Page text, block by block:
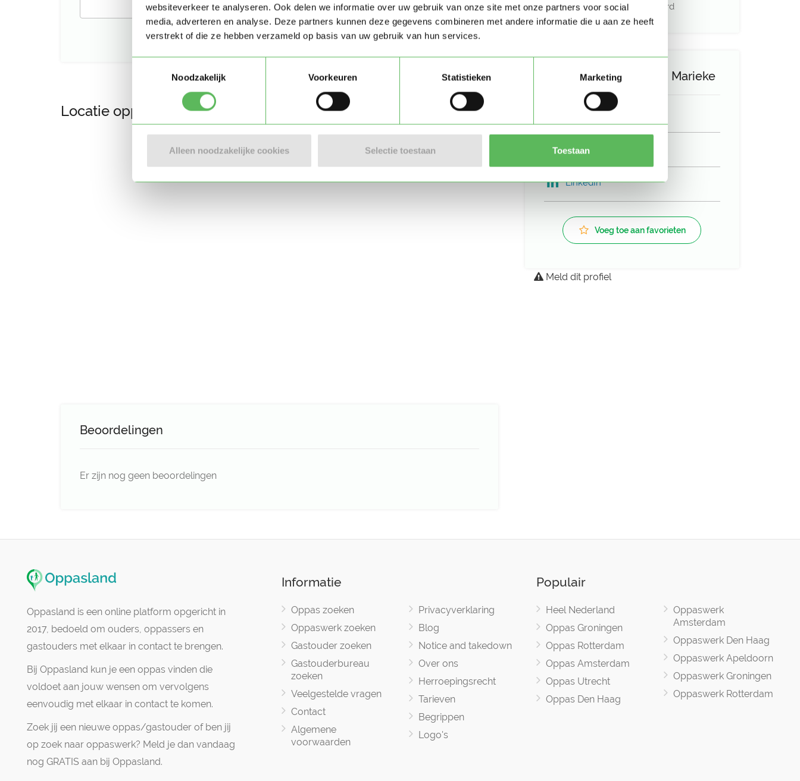
websiteverkeer te analyseren. Ook delen we informatie over uw gebruik van onze site met onze partners voor social
media, adverteren en analyse. Deze partners kunnen deze gegevens combineren met andere informatie die u aan ze heeft
verstrekt of die ze hebben verzameld op basis van uw gebruik van hun services.
Noodzakelijk
Voorkeuren Statistieken Marketing
Alleen noodzakelijke cookies Selectie toestaan Toestaan
E-mailadres is geverifieerd
Deel het profiel van Marieke
Facebook
Twitter
LinkedIn
Voeg toe aan favorieten
Meld dit profiel
Stuur bericht
Locatie oppasadres (Tilburg)
Beoordelingen
Er zijn nog geen beoordelingen
Oppasland is een online platform opgericht in
2017, bedoeld om ouders, oppassers en
gastouders met elkaar in contact te brengen.
Bij Oppasland kun je een oppas vinden die
voldoet aan jouw wensen om vervolgens
eenvoudig met elkaar in contact te komen.
Zoek jij een nieuwe oppas/gastouder of ben jij
op zoek naar oppaswerk? Meld je dan vandaag
nog GRATIS aan bij Oppasland.
Informatie
Oppas zoeken
Oppaswerk zoeken
Gastouder zoeken
Gastouderbureau
zoeken
Veelgestelde vragen
Contact
Algemene
voorwaarden
Privacyverklaring
Blog
Notice and takedown
Over ons
Herroepingsrecht
Tarieven
Begrippen
Logo's
Populair
Heel Nederland
Oppas Groningen
Oppas Rotterdam
Oppas Amsterdam
Oppas Utrecht
Oppas Den Haag
Oppaswerk
Amsterdam
Oppaswerk Den Haag
Oppaswerk Apeldoorn
Oppaswerk Groningen
Oppaswerk Rotterdam